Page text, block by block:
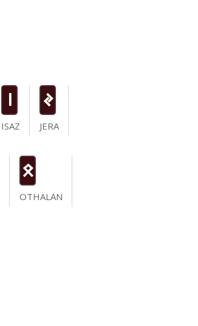
ISAZ
J
JERA
O
OTHALAN